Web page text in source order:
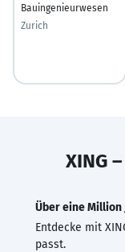
Bauingenieurwesen
Zurich
XING
Über eine Million
Entdecke mit
passt.